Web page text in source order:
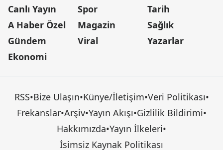
Canlı Yayın
A Haber Özel
Gündem
Ekonomi
Spor
Magazin
Viral
Tarih
Sağlık
Yazarlar
RSS•Bize Ulaşın•Künye/İletişim•Veri Politikası•
Frekanslar•Arşiv•Yayın Akışı•Gizlilik Bildirimi•
Hakkımızda•Yayın İlkeleri•
İsimsiz Kaynak Politikası